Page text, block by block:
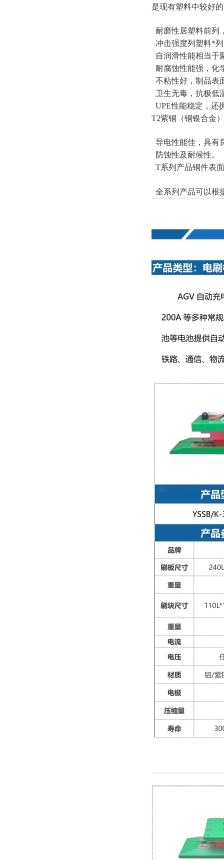
是现有塑料中较好
耐磨性居塑料前列
冲击强度列塑料*
自润滑性能相当于
耐腐蚀性能强，化
不粘性好，制品表
卫生无毒，抗极低
UPE性能稳定，还
T2紫铜（铜银合金
导电性能佳，具有
防蚀性及耐候性。
T系列产品铜件表
全系列产品可以根